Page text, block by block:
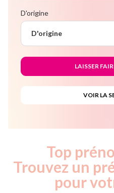
D'origine
D'origine
Top
Trouvez un
pour